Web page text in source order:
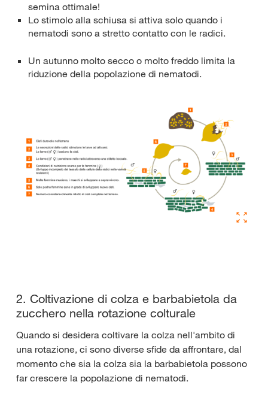
semina ottimale!
Lo stimolo alla schiusa si attiva solo quando i
nematodi sono a stretto contatto con le radici.
Un autunno molto secco o molto freddo limita la
riduzione della popolazione di nematodi.
2. Coltivazione di colza e barbabietola da
zucchero nella rotazione colturale
Quando si desidera coltivare la colza nell'ambito di
una rotazione, ci sono diverse sfide da affrontare, dal
momento che sia la colza sia la barbabietola possono
far crescere la popolazione di nematodi.